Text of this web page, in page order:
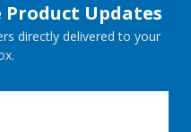
Product Updates
directly delivered to your